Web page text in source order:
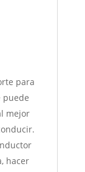
para
puede
mejor
hacer